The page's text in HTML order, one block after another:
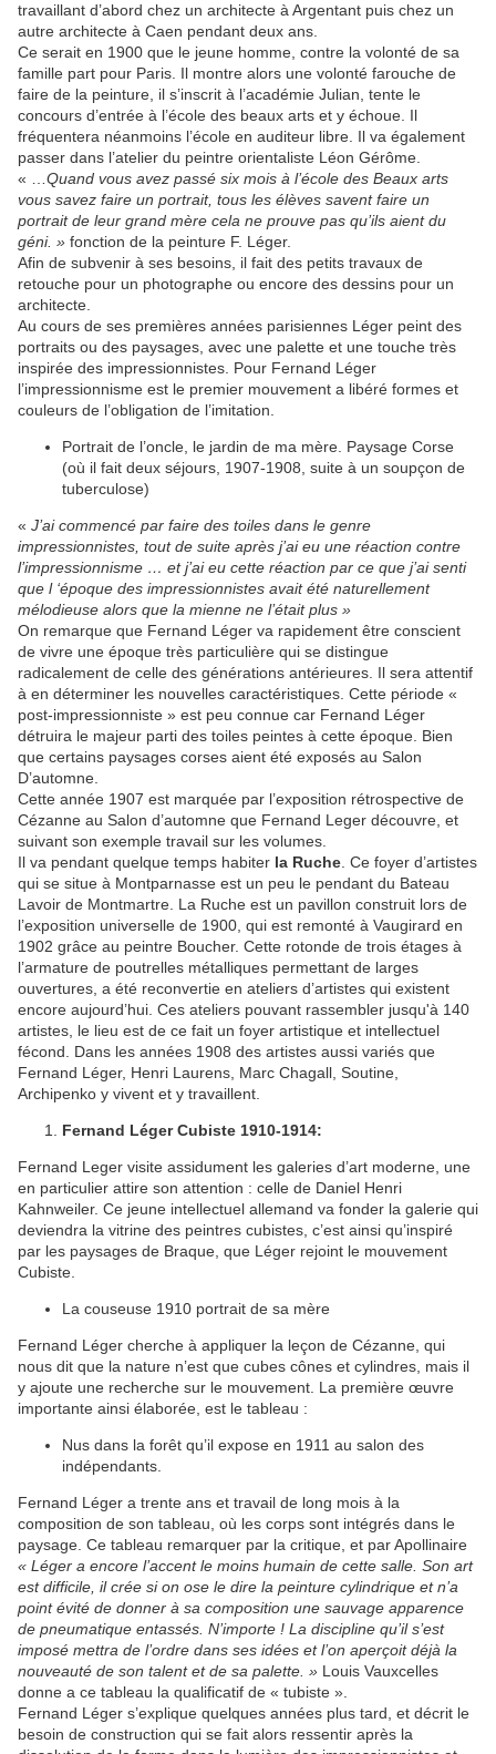
travaillant d’abord chez un architecte à Argentant puis chez un
autre architecte à Caen pendant deux ans.
Ce serait en 1900 que le jeune homme, contre la volonté de sa
famille part pour Paris. Il montre alors une volonté farouche de
faire de la peinture, il s’inscrit à l’académie Julian, tente le
concours d’entrée à l’école des beaux arts et y échoue. Il
fréquentera néanmoins l’école en auditeur libre. Il va également
passer dans l’atelier du peintre orientaliste Léon Gérôme.
« … Quand vous avez passé six mois à l’école des Beaux arts
vous savez faire un portrait, tous les élèves savent faire un
portrait de leur grand mère cela ne prouve pas qu’ils aient du
géni. » fonction de la peinture F. Léger.
Afin de subvenir à ses besoins, il fait des petits travaux de
retouche pour un photographe ou encore des dessins pour un
architecte.
Au cours de ses premières années parisiennes Léger peint des
portraits ou des paysages, avec une palette et une touche très
inspirée des impressionnistes. Pour Fernand Léger
l’impressionnisme est le premier mouvement a libéré formes et
couleurs de l’obligation de l’imitation.
Portrait de l’oncle, le jardin de ma mère. Paysage Corse
(où il fait deux séjours, 1907-1908, suite à un soupçon de
tuberculose)
« J’ai commencé par faire des toiles dans le genre
impressionnistes, tout de suite après j’ai eu une réaction contre
l’impressionnisme … et j’ai eu cette réaction par ce que j’ai senti
que l ‘époque des impressionnistes avait été naturellement
mélodieuse alors que la mienne ne l’était plus »
On remarque que Fernand Léger va rapidement être conscient
de vivre une époque très particulière qui se distingue
radicalement de celle des générations antérieures. Il sera attentif
à en déterminer les nouvelles caractéristiques. Cette période «
post-impressionniste » est peu connue car Fernand Léger
détruira le majeur parti des toiles peintes à cette époque. Bien
que certains paysages corses aient été exposés au Salon
D’automne.
Cette année 1907 est marquée par l’exposition rétrospective de
Cézanne au Salon d’automne que Fernand Leger découvre, et
suivant son exemple travail sur les volumes.
Il va pendant quelque temps habiter la Ruche . Ce foyer d’artistes
qui se situe à Montparnasse est un peu le pendant du Bateau
Lavoir de Montmartre. La Ruche est un pavillon construit lors de
l’exposition universelle de 1900, qui est remonté à Vaugirard en
1902 grâce au peintre Boucher. Cette rotonde de trois étages à
l’armature de poutrelles métalliques permettant de larges
ouvertures, a été reconvertie en ateliers d’artistes qui existent
encore aujourd’hui. Ces ateliers pouvant rassembler jusqu'à 140
artistes, le lieu est de ce fait un foyer artistique et intellectuel
fécond. Dans les années 1908 des artistes aussi variés que
Fernand Léger, Henri Laurens, Marc Chagall, Soutine,
Archipenko y vivent et y travaillent.
Fernand Léger Cubiste 1910-1914:
Fernand Leger visite assidument les galeries d’art moderne, une
en particulier attire son attention : celle de Daniel Henri
Kahnweiler. Ce jeune intellectuel allemand va fonder la galerie qui
deviendra la vitrine des peintres cubistes, c’est ainsi qu’inspiré
par les paysages de Braque, que Léger rejoint le mouvement
Cubiste.
La couseuse 1910 portrait de sa mère
Fernand Léger cherche à appliquer la leçon de Cézanne, qui
nous dit que la nature n’est que cubes cônes et cylindres, mais il
y ajoute une recherche sur le mouvement. La première œuvre
importante ainsi élaborée, est le tableau :
Nus dans la forêt qu’il expose en 1911 au salon des
indépendants.
Fernand Léger a trente ans et travail de long mois à la
composition de son tableau, où les corps sont intégrés dans le
paysage. Ce tableau remarquer par la critique, et par Apollinaire
« Léger a encore l’accent le moins humain de cette salle. Son art
est difficile, il crée si on ose le dire la peinture cylindrique et n’a
point évité de donner à sa composition une sauvage apparence
de pneumatique entassés. N’importe ! La discipline qu’il s’est
imposé mettra de l’ordre dans ses idées et l’on aperçoit déjà la
nouveauté de son talent et de sa palette. » Louis Vauxcelles
donne a ce tableau la qualificatif de « tubiste ».
Fernand Léger s’explique quelques années plus tard, et décrit le
besoin de construction qui se fait alors ressentir après la